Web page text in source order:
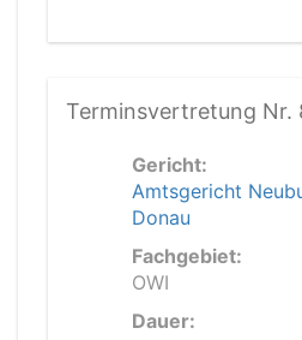
Terminsvertretung Nr.
Gericht:
Amtsgericht
Donau
Fachgebiet:
OWI
Dauer: